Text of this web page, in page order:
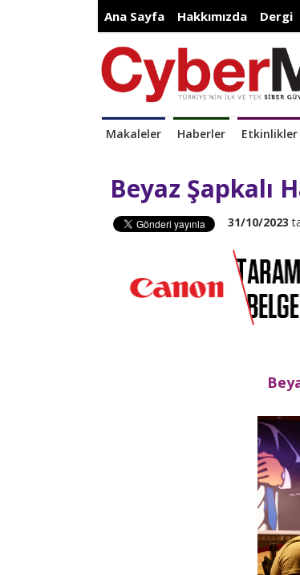
Ana Sayfa Hakkımızda Dergi
Makaleler Haberler Etkinlikler
Beyaz Şapkalı
31/10/2023